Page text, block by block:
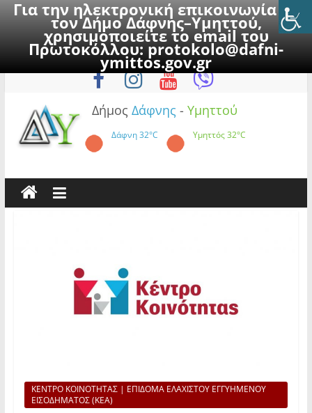
Για την ηλεκτρονική επικοινωνία με
τον Δήμο Δάφνης–Υμηττού,
χρησιμοποιείτε το email του
Πρωτοκόλλου:protokolo@dafni-
ymittos.gov.gr
to
Σάββατο, 8 Αυγούστου 2026
Δήμος Δάφνης - Υμηττού
Δάφνη32°C Υμηττός32°C
ΚΕΝΤΡΟ ΚΟΙΝΟΤΗΤΑΣ | ΕΠΙΔΟΜΑ ΕΛΑΧΙΣΤΟΥ ΕΓΓΥΗΜΕΝΟΥ
ΕΙΣΟΔΗΜΑΤΟΣ (ΚΕΑ)